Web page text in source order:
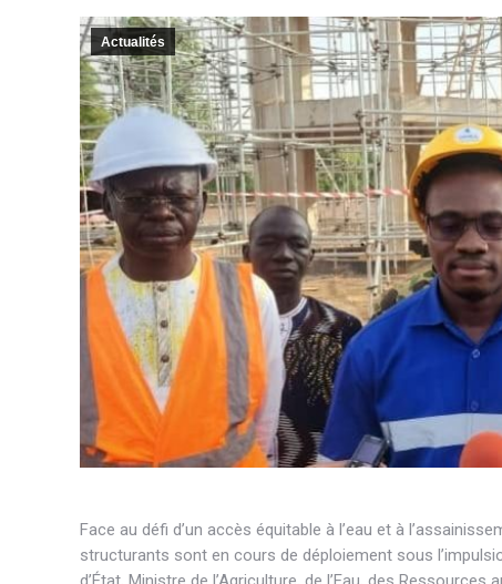
Actualités
Face au défi d’un accès équitable à l’eau et à
structurants sont en cours de déploiement sous